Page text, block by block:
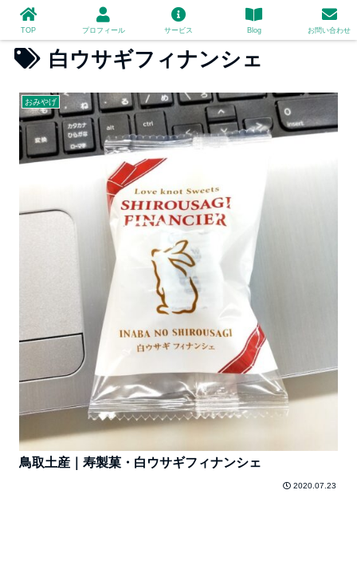
白ウサギフィナンシェ
おみやげ
鳥取土産｜寿製菓・白ウサギフィナンシェ
2020.07.23
TOP プロフィール サービス Blog お問い合わせ